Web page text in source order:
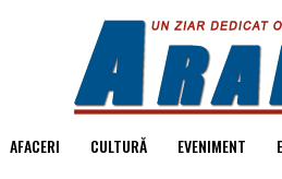
AFACERI CULTURĂ EVENIMENT